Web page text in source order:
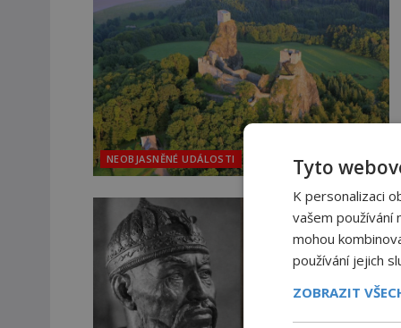
NEOBJASNĚNÉ UDÁLOSTI Tyto
K personalizaci
vašem používání
mohou
používání jejich
ZOBRAZIT